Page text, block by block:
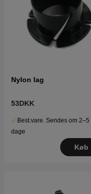
Nylon lag
53DKK
Best.vare. Sendes om 2–5
dage
Køb